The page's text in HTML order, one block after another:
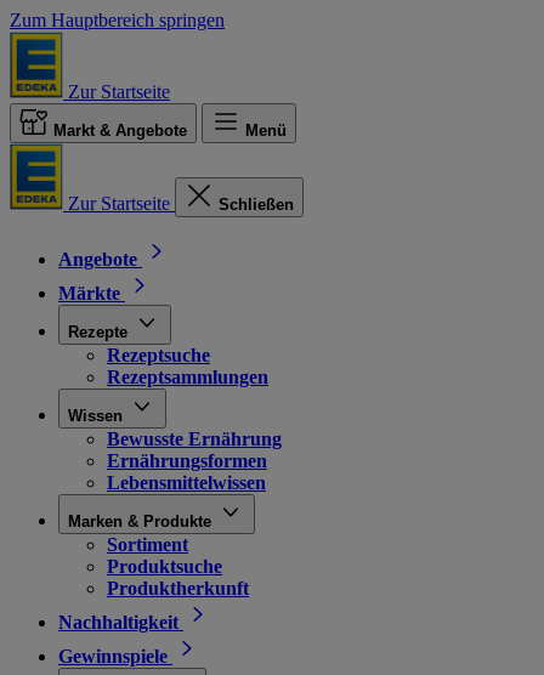
Zum Hauptbereich springen
Zur Startseite
Markt & Angebote Menü
Zur Startseite Schließen
Angebote
Märkte
Rezepte
Rezeptsuche
Rezeptsammlungen
Wissen
Bewusste Ernährung
Ernährungsformen
Lebensmittelwissen
Marken & Produkte
Sortiment
Produktsuche
Produktherkunft
Nachhaltigkeit
Gewinnspiele